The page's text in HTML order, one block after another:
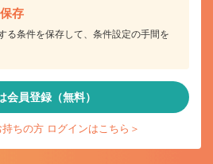
存
る条件を保存して、条件設定の手間を
会員登録（無料）
ちの方 ログインはこちら＞